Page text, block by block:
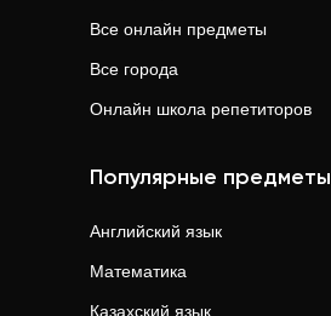
Все онлайн предметы
Все города
Онлайн школа репетиторов
Популярные предметы
Английский язык
Математика
Казахский язык